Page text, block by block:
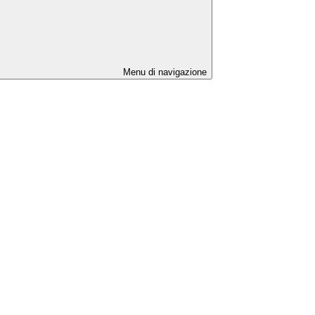
Menu di navigazione